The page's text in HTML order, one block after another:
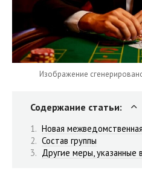
Изображение
Содержание статьи:
Новая
Состав группы
Другие меры, указанные